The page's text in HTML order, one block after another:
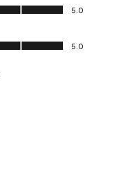
5.0
5.0